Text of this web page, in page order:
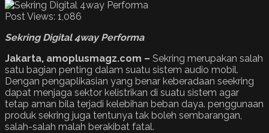
Post Views: 1,086
Sekring Digital 4way Performa
Jakarta, amoplusmagz.com – Sekring merupakan salah
satu bagian penting dalam suatu sistem audio mobil.
Dengan pengaplikasian yang benar keberadaan seekring
dapat menjaga sektor kelistrikan di suatu sistem agar
tetap aman bila terjadi kelebihan beban daya. penggunaan
produk sekring juga tentunya tak boleh sembarangan,
salah-salah malah berakibat fatal.